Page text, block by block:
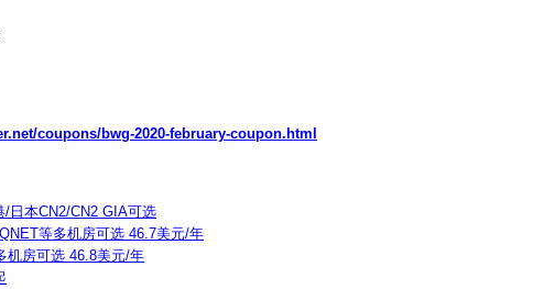
coupons/bwg-2020-february-coupon.html
日本CN2/CN2 GIA可选
等多机房可选 46.7美元/年
机房可选 46.8美元/年